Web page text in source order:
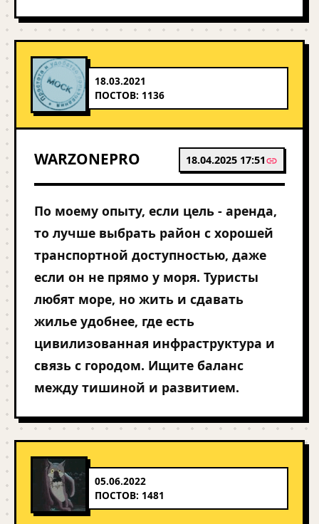
18.03.2021
ПОСТОВ: 1136
WARZONEPRO 18.04.2025 17:51
По моему опыту, если цель - аренда,
то лучше выбрать район с хорошей
транспортной доступностью, даже
если он не прямо у моря. Туристы
любят море, но жить и сдавать
жилье удобнее, где есть
цивилизованная инфраструктура и
связь с городом. Ищите баланс
между тишиной и развитием.
05.06.2022
ПОСТОВ: 1481